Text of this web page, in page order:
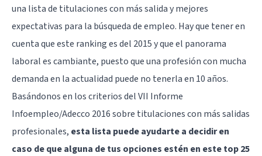
una lista de titulaciones con más salida y mejores
expectativas para la búsqueda de empleo. Hay que tener en
cuenta que este ranking es del 2015 y que el panorama
laboral es cambiante, puesto que una profesión con mucha
demanda en la actualidad puede no tenerla en 10 años.
Basándonos en los criterios del VII Informe
Infoempleo/Adecco 2016 sobre titulaciones con más salidas
profesionales, esta lista puede ayudarte a decidir en
caso de que alguna de tus opciones estén en este top 25